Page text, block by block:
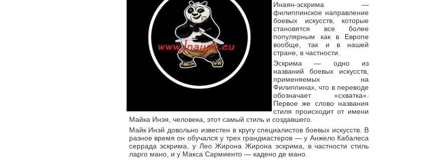
Инаян-эскрима —
филиппинское направление
боевых искусств, которые
становятся все более
популярным как в Европе
вообще, так и в нашей
стране, в частности.
Эскрима — одно из
названий боевых искусств,
применяемых на
Филиппинах, что в переводе
обозначает «схватка».
Первое же слово названия
стиля происходит от имени
Майка Инэя, человека, этот самый стиль и создавшего.
Майк Инэй довольно известен в кругу специалистов боевых искусств. В
разное время он обучался у трех грандмастеров — у Анжело Кабалеса
серрада эскрима, у Лео Жирона Жирона эскрима, в частности стиль
ларго мано, и у Макса Сармиенто — кадено де мано.